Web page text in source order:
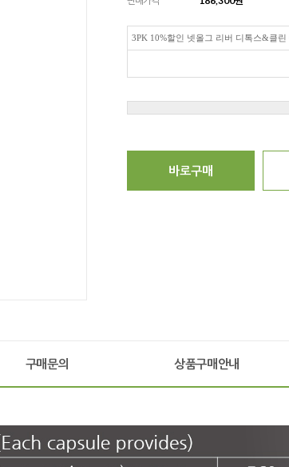
3PK 10%할인 넷올그 리버 디톡스&클린
바로구매
구매문의 상품구매안내